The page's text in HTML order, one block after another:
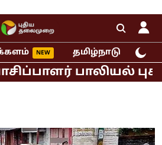
தமிழ்நாடு
பாலியல் புகார்!